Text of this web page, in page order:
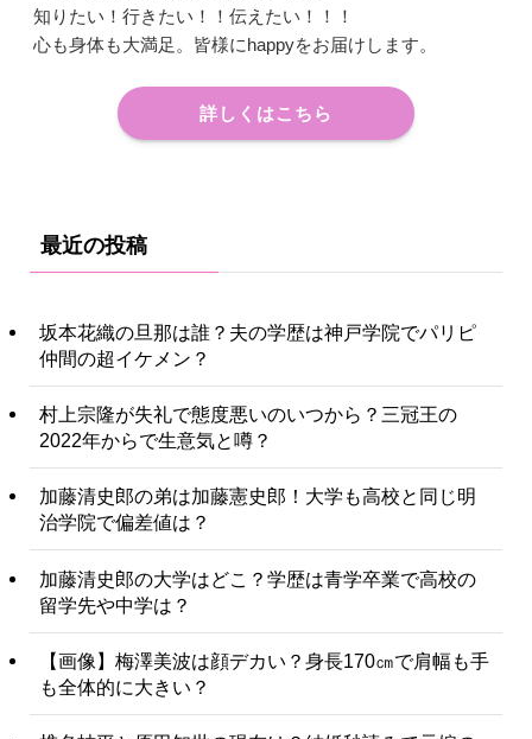
知りたい！行きたい！！伝えたい！！！
心も身体も大満足。皆様にhappyをお届けします。
詳しくはこちら
最近の投稿
坂本花織の旦那は誰？夫の学歴は神戸学院でパリピ
仲間の超イケメン？
村上宗隆が失礼で態度悪いのいつから？三冠王の
2022年からで生意気と噂？
加藤清史郎の弟は加藤憲史郎！大学も高校と同じ明
治学院で偏差値は？
加藤清史郎の大学はどこ？学歴は青学卒業で高校の
留学先や中学は？
【画像】梅澤美波は顔デカい？身長170㎝で肩幅も手
も全体的に大きい？